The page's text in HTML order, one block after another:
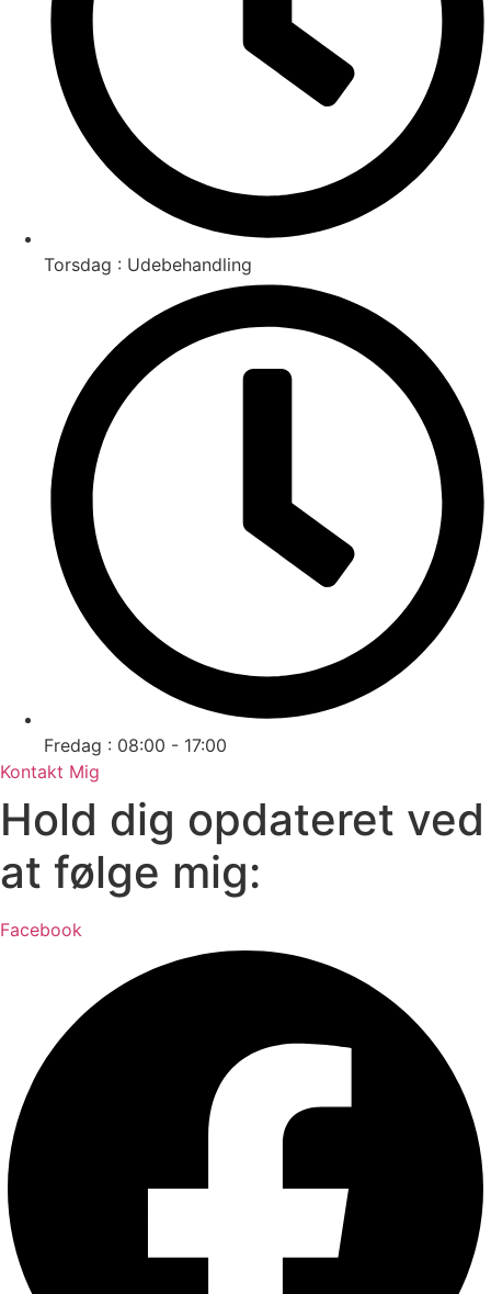
Torsdag : Udebehandling
Fredag : 08:00 - 17:00
Kontakt Mig
Hold dig opdateret ved
at følge mig:
Facebook